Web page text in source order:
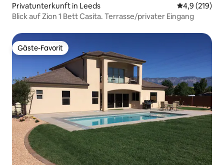
Privatunterkunft in Leeds
4,9 (219)
Blick auf Zion 1 Bett Casita. Terrasse/privater Eingang
Gäste-Favorit
Gäste-Favorit